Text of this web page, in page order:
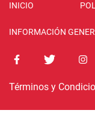
INICIO
INFORMACIÓN
Términos y